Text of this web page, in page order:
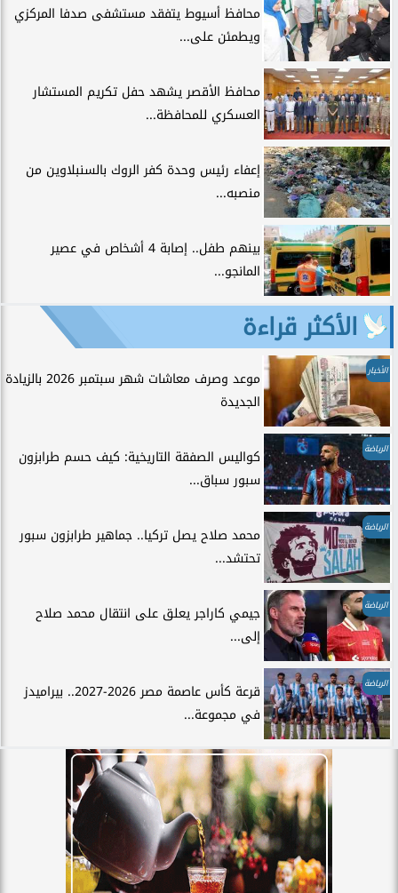
محافظ أسيوط يتفقد مستشفى صدفا المركزي
ويطمئن على...
محافظ الأقصر يشهد حفل تكريم المستشار
العسكري للمحافظة...
إعفاء رئيس وحدة كفر الروك بالسنبلاوين من
منصبه...
بينهم طفل.. إصابة 4 أشخاص في عصير
المانجو...
الأكثر قراءة
الأخبار
موعد وصرف معاشات شهر سبتمبر 2026 بالزيادة
الجديدة
الرياضة
كواليس الصفقة التاريخية: كيف حسم طرابزون
سبور سباق...
الرياضة
محمد صلاح يصل تركيا.. جماهير طرابزون سبور
تحتشد...
الرياضة
جيمي كاراجر يعلق على انتقال محمد صلاح
إلى...
الرياضة
قرعة كأس عاصمة مصر 2026-2027.. بيراميدز
في مجموعة...